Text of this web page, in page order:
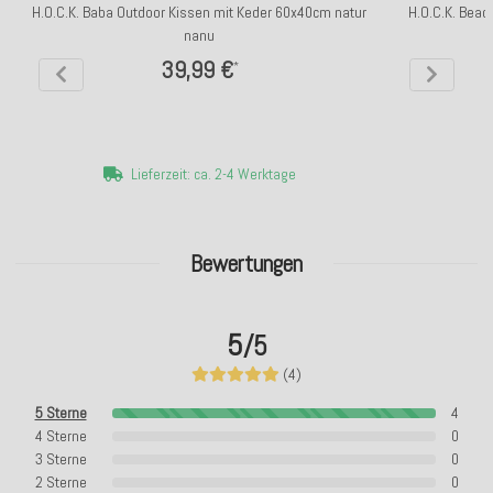
Bewertungen
5/5
(4)
5 Sterne
4
4 Sterne
0
3 Sterne
0
2 Sterne
0
H.O.C.K. Baba Outdoor Kissen mit Keder 60x40cm natur
nanu
39,99 €*
Lieferzeit: ca. 2-4 Werktage
H.O.C.K.